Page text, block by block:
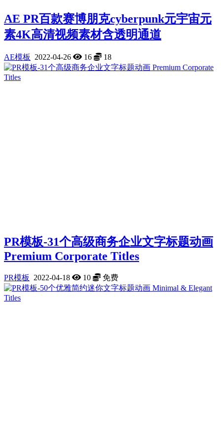
AE PR百款赛博朋克cyberpunk元宇宙元
素4K高清视频素材含透明通道
AE模板 2022-04-26 16 18
PR模板-31个高级商务企业文字标题动画
Premium Corporate Titles
PR模板 2022-04-18 10 免费